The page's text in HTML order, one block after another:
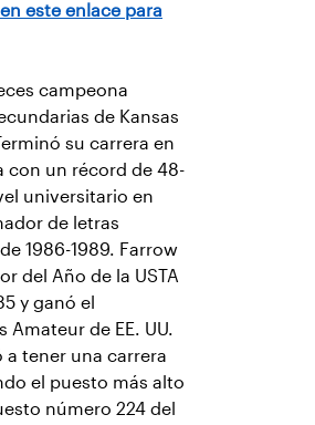
este enlace para
campeona
de Kansas
su carrera en
con un récord de 48-
universitario en
de letras
1986-1989. Farrow
del Año de la USTA
y ganó el
Amateur de EE. UU.
a tener una carrera
el puesto más alto
número 224 del